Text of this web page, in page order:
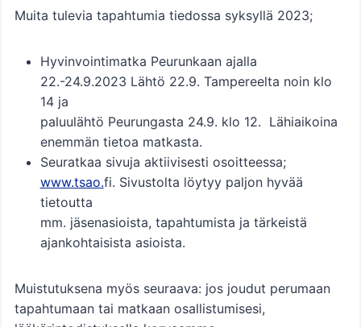
Muita tulevia tapahtumia tiedossa syksyllä 2023;
Hyvinvointimatka Peurunkaan ajalla
22.-24.9.2023 Lähtö 22.9. Tampereelta noin klo
14 ja
paluulähtö Peurungasta 24.9. klo 12. Lähiaikoina
enemmän tietoa matkasta.
Seuratkaa sivuja aktiivisesti osoitteessa;
www.tsao.fi. Sivustolta löytyy paljon hyvää
tietoutta
mm. jäsenasioista, tapahtumista ja tärkeistä
ajankohtaisista asioista.
Muistutuksena myös seuraava: jos joudut perumaan
tapahtumaan tai matkaan osallistumisesi,